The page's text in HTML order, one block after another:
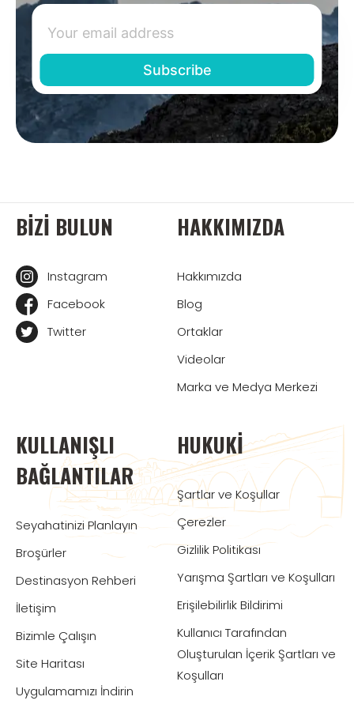
BIZI BULUN
Instagram
Facebook
Twitter
HAKKIMIZDA
Hakkımızda
Blog
Ortaklar
Videolar
Marka ve Medya Merkezi
KULLANIŞLI
BAĞLANTILAR
Seyahatinizi Planlayın
Broşürler
Destinasyon Rehberi
İletişim
Bizimle Çalışın
Site Haritası
Uygulamamızı İndirin
HUKUKI
Şartlar ve Koşullar
Çerezler
Gizlilik Politikası
Yarışma Şartları ve Koşulları
Erişilebilirlik Bildirimi
Kullanıcı Tarafından
Oluşturulan İçerik Şartları ve
Koşulları